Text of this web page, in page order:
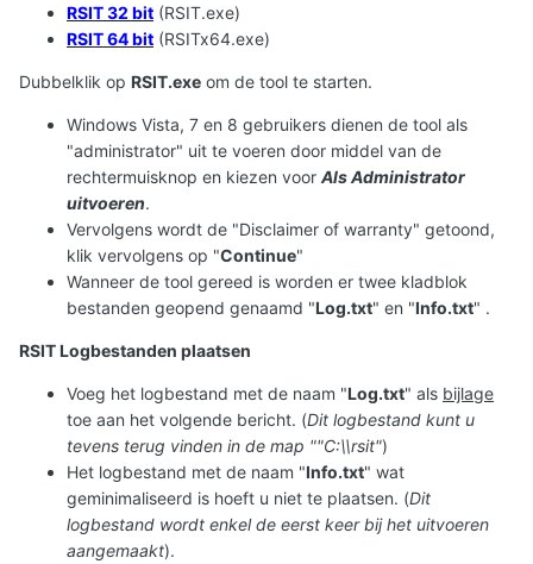
RSIT 32 bit (RSIT.exe)
RSIT 64 bit (RSITx64.exe)
Dubbelklik op RSIT.exe om de tool te starten.
Windows Vista, 7 en 8 gebruikers dienen de tool als
"administrator" uit te voeren door middel van de
rechtermuisknop en kiezen voor Als Administrator
uitvoeren.
Vervolgens wordt de "Disclaimer of warranty" getoond,
klik vervolgens op "Continue"
Wanneer de tool gereed is worden er twee kladblok
bestanden geopend genaamd "Log.txt" en "Info.txt" .
RSIT Logbestanden plaatsen
Voeg het logbestand met de naam "Log.txt" als bijlage
toe aan het volgende bericht. (Dit logbestand kunt u
tevens terug vinden in de map ""C:\\rsit")
Het logbestand met de naam "Info.txt" wat
geminimaliseerd is hoeft u niet te plaatsen. (Dit
logbestand wordt enkel de eerst keer bij het uitvoeren
aangemaakt).